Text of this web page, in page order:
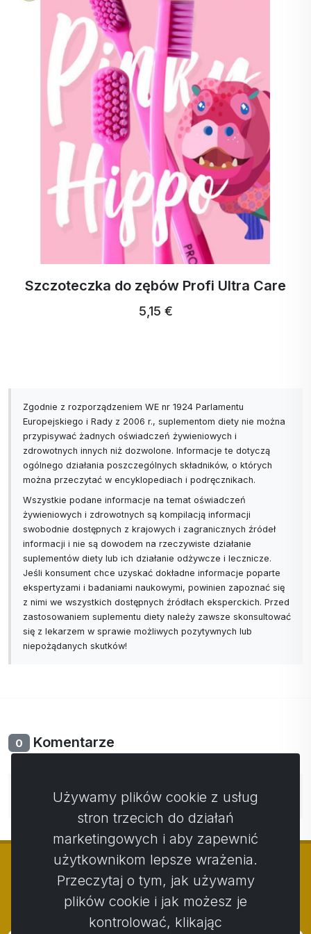
ActivStrips Paski do prania na 32
17,99 € …
Zgodnie z rozporządzeniem WE nr 1924 Parlamentu
Europejskiego i Rady z 2006 r., suplementom diety nie można
przypisywać żadnych oświadczeń żywieniowych i
zdrowotnych innych niż dozwolone. Informacje te dotyczą
ogólnego działania poszczególnych składników, o których
można przeczytać w encyklopediach i podręcznikach.
Wszystkie podane informacje na temat oświadczeń
żywieniowych i zdrowotnych są kompilacją informacji
swobodnie dostępnych z krajowych i zagranicznych źródeł
informacji i nie są dowodem na rzeczywiste działanie
suplementów diety lub ich działanie odżywcze i lecznicze.
Jeśli konsument chce uzyskać dokładne informacje poparte
ekspertyzami i badaniami naukowymi, powinien zapoznać się
z nimi we wszystkich dostępnych źródłach eksperckich. Przed
zastosowaniem suplementu diety należy zawsze skonsultować
się z lekarzem w sprawie możliwych pozytywnych lub
niepożądanych skutków!
0 Komentarze
komentarzem.
© Copyright 2014 - 2026 Activstar
Używamy plików cookie z usług
stron trzecich do działań
marketingowych i aby zapewnić
użytkownikom lepsze wrażenia.
Przeczytaj o tym, jak używamy
plików cookie i jak możesz je
kontrolować, klikając